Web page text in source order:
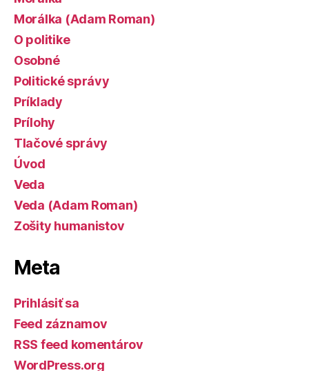
Morálka (Adam Roman)
O politike
Osobné
Politické správy
Príklady
Prílohy
Tlačové správy
Úvod
Veda
Veda (Adam Roman)
Zošity humanistov
Meta
Prihlásiť sa
Feed záznamov
RSS feed komentárov
WordPress.org